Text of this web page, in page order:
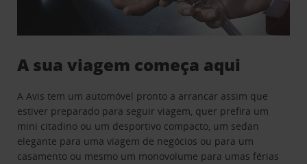
A sua viagem começa aqui
A Avis tem um automóvel pronto a arrancar assim que
estiver preparado para seguir viagem, quer prefira um
mini citadino ou um desportivo compacto, um sedan
elegante para uma viagem de negócios ou para um
casamento ou mesmo um monovolume para umas férias